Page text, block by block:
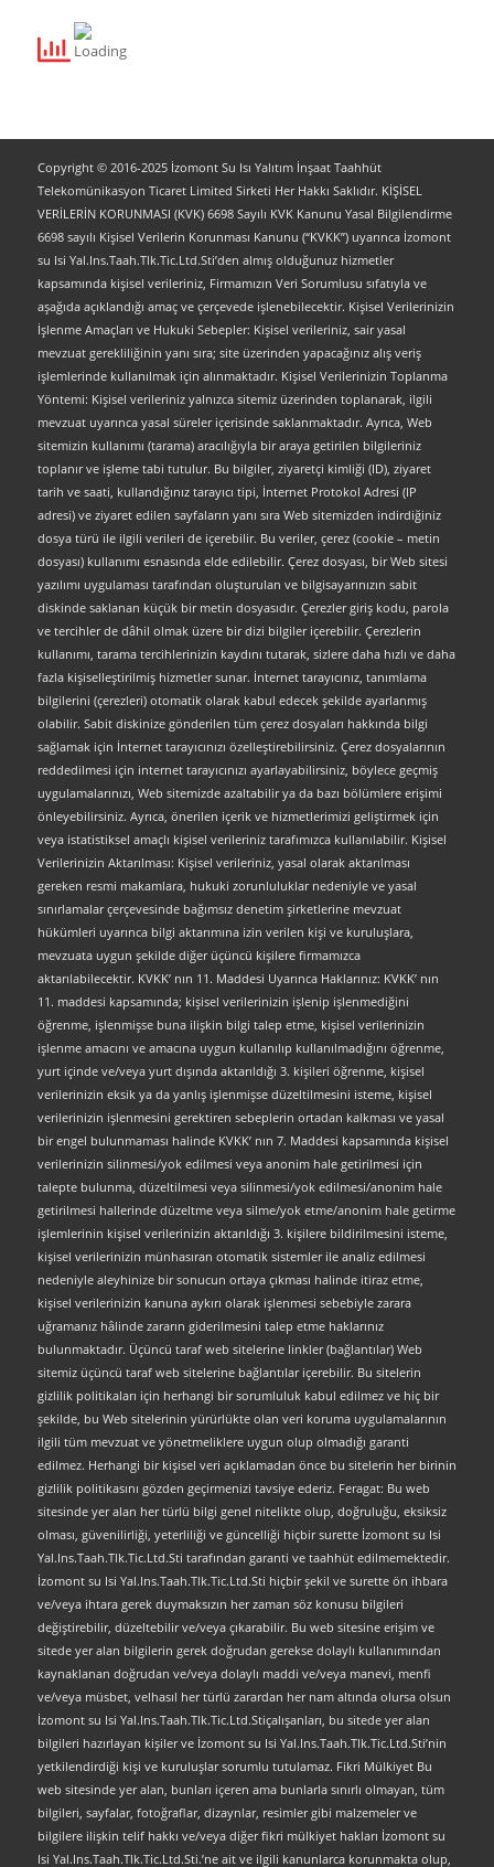
Copyright © 2016-2025 İzomont Su Isı Yalıtım İnşaat Taahhüt
Telekomünikasyon Ticaret Limited Sirketi Her Hakkı Saklıdır. KİŞİSEL
VERİLERİN KORUNMASI (KVK) 6698 Sayılı KVK Kanunu Yasal Bilgilendirme
6698 sayılı Kişisel Verilerin Korunması Kanunu (“KVKK”) uyarınca İzomont
su Isi Yal.Ins.Taah.Tlk.Tic.Ltd.Sti’den almış olduğunuz hizmetler
kapsamında kişisel verileriniz, Firmamızın Veri Sorumlusu sıfatıyla ve
aşağıda açıklandığı amaç ve çerçevede işlenebilecektir. Kişisel Verilerinizin
İşlenme Amaçları ve Hukuki Sebepler: Kişisel verileriniz, sair yasal
mevzuat gerekliliğinin yanı sıra; site üzerinden yapacağınız alış veriş
işlemlerinde kullanılmak için alınmaktadır. Kişisel Verilerinizin Toplanma
Yöntemi: Kişisel verileriniz yalnızca sitemiz üzerinden toplanarak, ilgili
mevzuat uyarınca yasal süreler içerisinde saklanmaktadır. Ayrıca, Web
sitemizin kullanımı (tarama) aracılığıyla bir araya getirilen bilgileriniz
toplanır ve işleme tabi tutulur. Bu bilgiler, ziyaretçi kimliği (ID), ziyaret
tarih ve saati, kullandığınız tarayıcı tipi, İnternet Protokol Adresi (IP
adresi) ve ziyaret edilen sayfaların yanı sıra Web sitemizden indirdiğiniz
dosya türü ile ilgili verileri de içerebilir. Bu veriler, çerez (cookie – metin
dosyası) kullanımı esnasında elde edilebilir. Çerez dosyası, bir Web sitesi
yazılımı uygulaması tarafından oluşturulan ve bilgisayarınızın sabit
diskinde saklanan küçük bir metin dosyasıdır. Çerezler giriş kodu, parola
ve tercihler de dâhil olmak üzere bir dizi bilgiler içerebilir. Çerezlerin
kullanımı, tarama tercihlerinizin kaydını tutarak, sizlere daha hızlı ve daha
fazla kişiselleştirilmiş hizmetler sunar. İnternet tarayıcınız, tanımlama
bilgilerini (çerezleri) otomatik olarak kabul edecek şekilde ayarlanmış
olabilir. Sabit diskinize gönderilen tüm çerez dosyaları hakkında bilgi
sağlamak için İnternet tarayıcınızı özelleştirebilirsiniz. Çerez dosyalarının
reddedilmesi için internet tarayıcınızı ayarlayabilirsiniz, böylece geçmiş
uygulamalarınızı, Web sitemizde azaltabilir ya da bazı bölümlere erişimi
önleyebilirsiniz. Ayrıca, önerilen içerik ve hizmetlerimizi geliştirmek için
veya istatistiksel amaçlı kişisel verileriniz tarafımızca kullanılabilir. Kişisel
Verilerinizin Aktarılması: Kişisel verileriniz, yasal olarak aktarılması
gereken resmi makamlara, hukuki zorunluluklar nedeniyle ve yasal
sınırlamalar çerçevesinde bağımsız denetim şirketlerine mevzuat
hükümleri uyarınca bilgi aktarımına izin verilen kişi ve kuruluşlara,
mevzuata uygun şekilde diğer üçüncü kişilere firmamızca
aktarılabilecektir. KVKK’ nın 11. Maddesi Uyarınca Haklarınız: KVKK’ nın
11. maddesi kapsamında; kişisel verilerinizin işlenip işlenmediğini
öğrenme, işlenmişse buna ilişkin bilgi talep etme, kişisel verilerinizin
işlenme amacını ve amacına uygun kullanılıp kullanılmadığını öğrenme,
yurt içinde ve/veya yurt dışında aktarıldığı 3. kişileri öğrenme, kişisel
verilerinizin eksik ya da yanlış işlenmişse düzeltilmesini isteme, kişisel
verilerinizin işlenmesini gerektiren sebeplerin ortadan kalkması ve yasal
bir engel bulunmaması halinde KVKK’ nın 7. Maddesi kapsamında kişisel
verilerinizin silinmesi/yok edilmesi veya anonim hale getirilmesi için
talepte bulunma, düzeltilmesi veya silinmesi/yok edilmesi/anonim hale
getirilmesi hallerinde düzeltme veya silme/yok etme/anonim hale getirme
işlemlerinin kişisel verilerinizin aktarıldığı 3. kişilere bildirilmesini isteme,
kişisel verilerinizin münhasıran otomatik sistemler ile analiz edilmesi
nedeniyle aleyhinize bir sonucun ortaya çıkması halinde itiraz etme,
kişisel verilerinizin kanuna aykırı olarak işlenmesi sebebiyle zarara
uğramanız hâlinde zararın giderilmesini talep etme haklarınız
bulunmaktadır. Üçüncü taraf web sitelerine linkler (bağlantılar) Web
sitemiz üçüncü taraf web sitelerine bağlantılar içerebilir. Bu sitelerin
gizlilik politikaları için herhangi bir sorumluluk kabul edilmez ve hiç bir
şekilde, bu Web sitelerinin yürürlükte olan veri koruma uygulamalarının
ilgili tüm mevzuat ve yönetmeliklere uygun olup olmadığı garanti
edilmez. Herhangi bir kişisel veri açıklamadan önce bu sitelerin her birinin
gizlilik politikasını gözden geçirmenizi tavsiye ederiz. Feragat: Bu web
sitesinde yer alan her türlü bilgi genel nitelikte olup, doğruluğu, eksiksiz
olması, güvenilirliği, yeterliliği ve güncelliği hiçbir surette İzomont su Isi
Yal.Ins.Taah.Tlk.Tic.Ltd.Sti tarafından garanti ve taahhüt edilmemektedir.
İzomont su Isi Yal.Ins.Taah.Tlk.Tic.Ltd.Sti hiçbir şekil ve surette ön ihbara
ve/veya ihtara gerek duymaksızın her zaman söz konusu bilgileri
değiştirebilir, düzeltebilir ve/veya çıkarabilir. Bu web sitesine erişim ve
sitede yer alan bilgilerin gerek doğrudan gerekse dolaylı kullanımından
kaynaklanan doğrudan ve/veya dolaylı maddi ve/veya manevi, menfi
ve/veya müsbet, velhasıl her türlü zarardan her nam altında olursa olsun
İzomont su Isi Yal.Ins.Taah.Tlk.Tic.Ltd.Stiçalışanları, bu sitede yer alan
bilgileri hazırlayan kişiler ve İzomont su Isi Yal.Ins.Taah.Tlk.Tic.Ltd.Sti’nin
yetkilendirdiği kişi ve kuruluşlar sorumlu tutulamaz. Fikri Mülkiyet Bu
web sitesinde yer alan, bunları içeren ama bunlarla sınırlı olmayan, tüm
bilgileri, sayfalar, fotoğraflar, dizaynlar, resimler gibi malzemeler ve
bilgilere ilişkin telif hakkı ve/veya diğer fikri mülkiyet hakları İzomont su
Isi Yal.Ins.Taah.Tlk.Tic.Ltd.Sti.’ne ait ve ilgili kanunlarca korunmakta olup,